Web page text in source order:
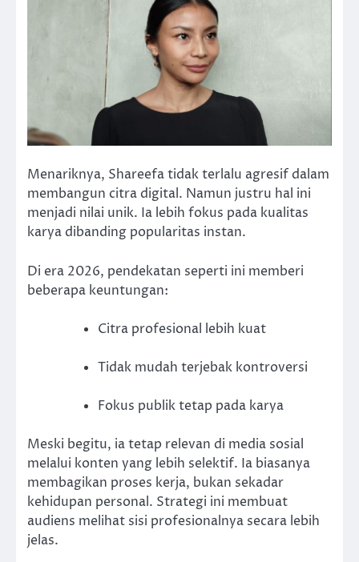
Menariknya, Shareefa tidak terlalu agresif dalam
membangun citra digital. Namun justru hal ini
menjadi nilai unik. Ia lebih fokus pada kualitas
karya dibanding popularitas instan.
Di era 2026, pendekatan seperti ini memberi
beberapa keuntungan:
Citra profesional lebih kuat
Tidak mudah terjebak kontroversi
Fokus publik tetap pada karya
Meski begitu, ia tetap relevan di media sosial
melalui konten yang lebih selektif. Ia biasanya
membagikan proses kerja, bukan sekadar
kehidupan personal. Strategi ini membuat
audiens melihat sisi profesionalnya secara lebih
jelas.